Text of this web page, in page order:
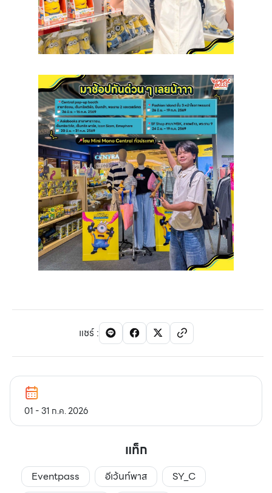
แชร์:
01 - 31 ก.ค. 2026
แท็ก
Eventpass อีเว้นท์พาส
SY_C